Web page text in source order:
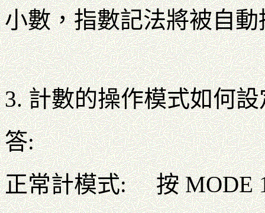
小數，指數記法將被自動
3. 計數的操作模式如何設
答:
正常計模式: 按 MODE